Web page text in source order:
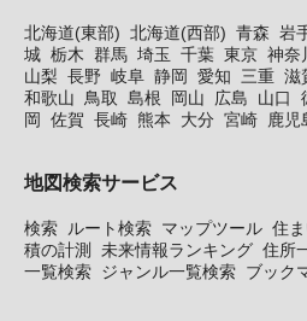
北海道(東部) 北海道(西部) 青森 岩
城 栃木 群馬 埼玉 千葉 東京 神奈
山梨 長野 岐阜 静岡 愛知 三重 滋
和歌山
鳥取 島根 岡山 広島 山口
岡
佐賀 長崎 熊本 大分 宮崎 鹿児
地図検索サービス
検索 ルート検索 マップツール 住
積の計測 未来情報ランキング 住所
一覧検索 ジャンル一覧検索 ブック